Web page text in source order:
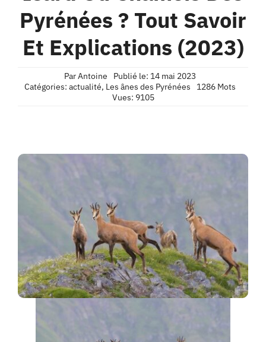
Confidentialité
Pyrénées ? Tout Savoir
Et Explications (2023)
ParAntoine
Publié le: 14 mai 2023
Catégories: actualité, Les ânes des Pyrénées
1286 Mots
Vues: 9105